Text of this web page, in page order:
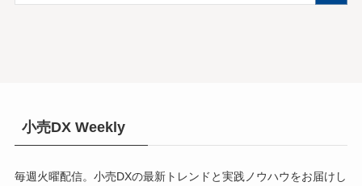
小売DX Weekly
毎週火曜配信。小売DXの最新トレンドと実践ノウハウをお届けし